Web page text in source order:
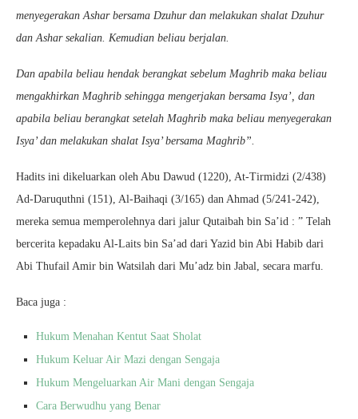
menyegerakan Ashar bersama Dzuhur dan melakukan shalat Dzuhur
dan Ashar sekalian. Kemudian beliau berjalan.
Dan apabila beliau hendak berangkat sebelum Maghrib maka beliau
mengakhirkan Maghrib sehingga mengerjakan bersama Isya’, dan
apabila beliau berangkat setelah Maghrib maka beliau menyegerakan
Isya’ dan melakukan shalat Isya’ bersama Maghrib”.
Hadits ini dikeluarkan oleh Abu Dawud (1220), At-Tirmidzi (2/438)
Ad-Daruquthni (151), Al-Baihaqi (3/165) dan Ahmad (5/241-242),
mereka semua memperolehnya dari jalur Qutaibah bin Sa’id : ” Telah
bercerita kepadaku Al-Laits bin Sa’ad dari Yazid bin Abi Habib dari
Abi Thufail Amir bin Watsilah dari Mu’adz bin Jabal, secara marfu.
Baca juga :
Hukum Menahan Kentut Saat Sholat
Hukum Keluar Air Mazi dengan Sengaja
Hukum Mengeluarkan Air Mani dengan Sengaja
Cara Berwudhu yang Benar